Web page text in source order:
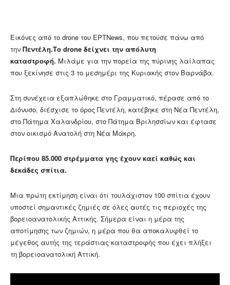
Εικόνες από το drone του ΕΡΤΝews, που πετούσε πάνω από
την Πεντέλη.Το drone δείχνει την απόλυτη
καταστροφή. Μιλάμε για την πορεία της πύρινης λαίλαπας
που ξεκίνησε στις 3 το μεσημέρι της Κυριακής στον Βαρνάβα.
Στη συνέχεια εξαπλώθηκε στο Γραμματικό, πέρασε από το
Διόνυσο, διέσχισε το όρος Πεντέλη, κατέβηκε στη Νέα Πεντέλη,
στο Πάτημα Χαλανδρίου, στο Πάτημα Βριλησσίων και έφτασε
στον οικισμό Ανατολή στη Νέα Μάκρη.
Περίπου 85.000 στρέμματα γης έχουν καεί καθώς και
δεκάδες σπίτια.
Μια πρώτη εκτίμηση είναι ότι τουλάχιστον 100 σπίτια έχουν
υποστεί σημαντικές ζημιές σε όλες αυτές τις περιοχές της
βορειοανατολικής Αττικής. Σήμερα είναι η μέρα της
αποτίμησης των ζημιών, η μέρα που θα αποκαλυφθεί το
μέγεθος αυτής της τεράστιας καταστροφής που έχει πλήξει
τη βορειοανατολική Αττική.